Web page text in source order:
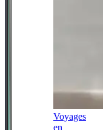
Voyages
en